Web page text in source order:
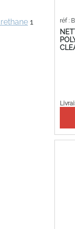
réf :
1